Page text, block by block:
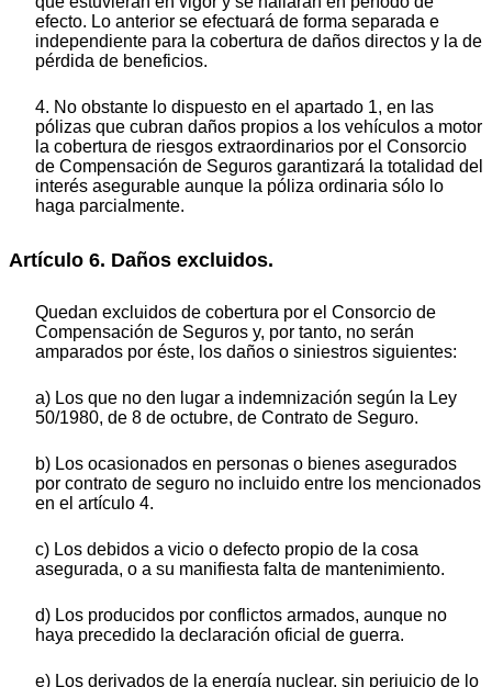
efecto. Lo anterior se efectuará de forma separada e
independiente para la cobertura de daños directos y la de
pérdida de beneficios.
4. No obstante lo dispuesto en el apartado 1, en las
pólizas que cubran daños propios a los vehículos a motor
la cobertura de riesgos extraordinarios por el Consorcio
de Compensación de Seguros garantizará la totalidad del
interés asegurable aunque la póliza ordinaria sólo lo
haga parcialmente.
Artículo 6. Daños excluidos.
Quedan excluidos de cobertura por el Consorcio de
Compensación de Seguros y, por tanto, no serán
amparados por éste, los daños o siniestros siguientes:
a) Los que no den lugar a indemnización según la Ley
50/1980, de 8 de octubre, de Contrato de Seguro.
b) Los ocasionados en personas o bienes asegurados
por contrato de seguro no incluido entre los mencionados
en el artículo 4.
c) Los debidos a vicio o defecto propio de la cosa
asegurada, o a su manifiesta falta de mantenimiento.
d) Los producidos por conflictos armados, aunque no
haya precedido la declaración oficial de guerra.
e) Los derivados de la energía nuclear, sin perjuicio de lo